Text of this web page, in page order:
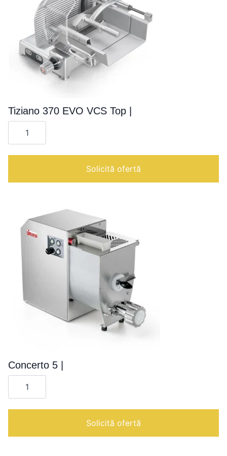
Tiziano 370 EVO VCS Top |
Cantitate
Tiziano
VCS
Solicită ofertă
Concerto 5 |
Cantitate
Concerto
Solicită ofertă